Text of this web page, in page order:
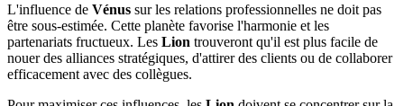
L'influence de Vénus sur les relations professionnelles ne doit pas
être sous-estimée. Cette planète favorise l'harmonie et les
partenariats fructueux. Les Lion trouveront qu'il est plus facile de
nouer des alliances stratégiques, d'attirer des clients ou de collaborer
efficacement avec des collègues.